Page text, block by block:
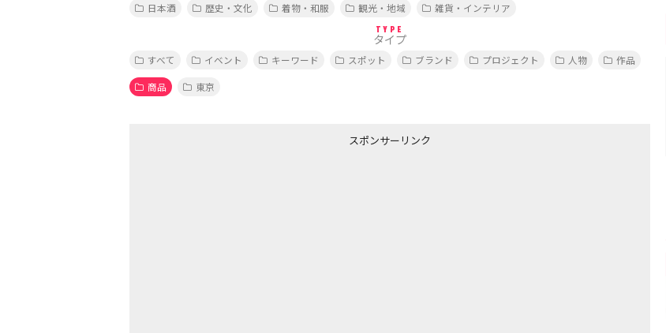
日本酒
歴史・文化 着物・和服 観光・地域 雑貨・インテリア
TYPE
タイプ
すべて イベント キーワード スポット ブランド プロジェクト 人物
作品
商品
東京
スポンサーリンク